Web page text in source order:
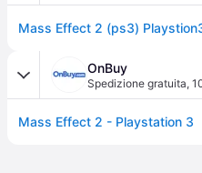
OnBuy
Spedizione gratuita,
Mass Effect 2 - Playstation 3